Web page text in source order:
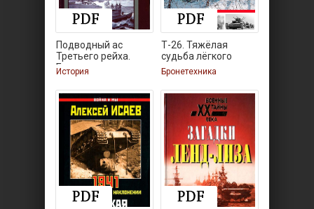
Подводный ас
Третьего рейха.
Боевые
История
Т-26. Тяжёлая
судьба лёгкого
танка
Бронетехника